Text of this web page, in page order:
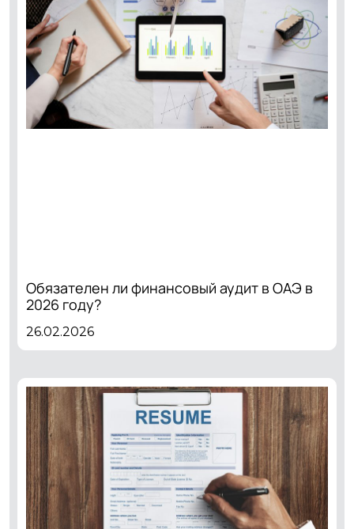
Обязателен ли финансовый аудит в ОАЭ в
2026 году?
26.02.2026